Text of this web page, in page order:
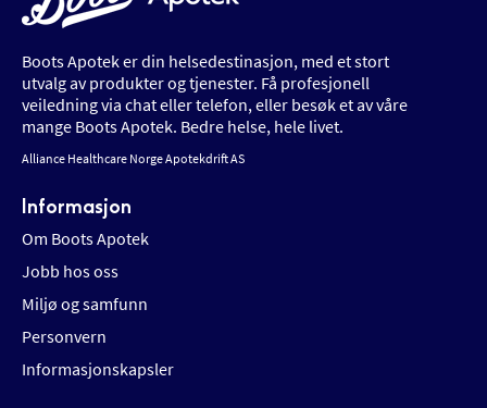
Boots Apotek er din helsedestinasjon, med et stort
utvalg av produkter og tjenester. Få profesjonell
veiledning via chat eller telefon, eller besøk et av våre
mange Boots Apotek. Bedre helse, hele livet.
Alliance Healthcare Norge Apotekdrift AS
Informasjon
Om Boots Apotek
Jobb hos oss
Miljø og samfunn
Personvern
Informasjonskapsler